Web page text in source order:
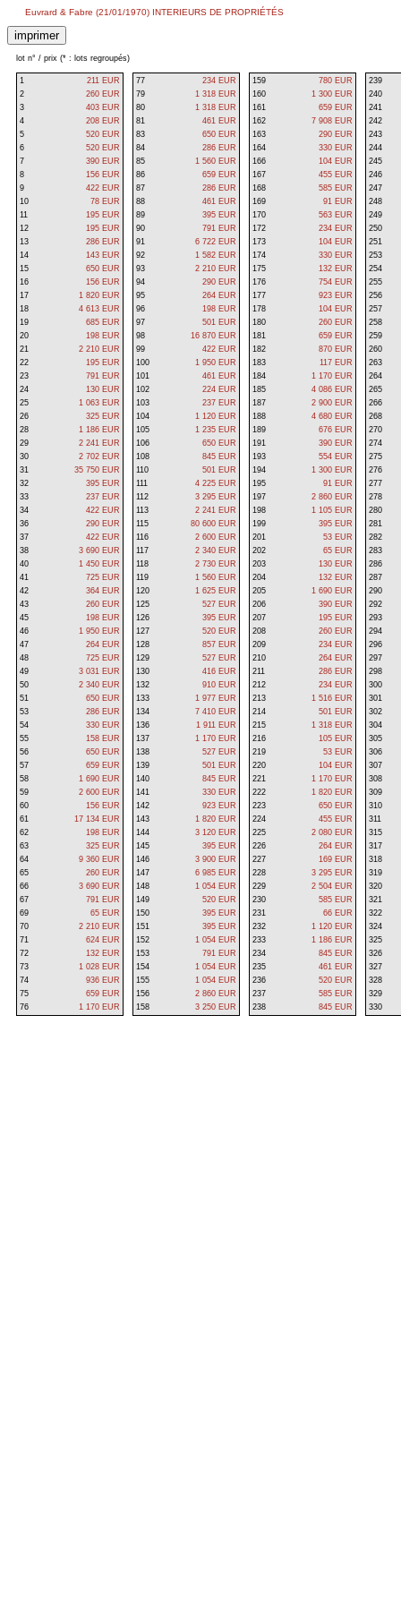
Euvrard & Fabre (21/01/1970) INTERIEURS DE PROPRIÉTÉS
lot n° / prix (* : lots regroupés)
1
211 EUR
2
260 EUR
3
403 EUR
4
208 EUR
5
520 EUR
6
520 EUR
7
390 EUR
8
156 EUR
9
422 EUR
10
78 EUR
11
195 EUR
12
195 EUR
13
286 EUR
14
143 EUR
15
650 EUR
16
156 EUR
17
1 820 EUR
18
4 613 EUR
19
685 EUR
20
198 EUR
21
2 210 EUR
22
195 EUR
23
791 EUR
24
130 EUR
25
1 063 EUR
26
325 EUR
28
1 186 EUR
29
2 241 EUR
30
2 702 EUR
31
35 750 EUR
32
395 EUR
33
237 EUR
34
422 EUR
36
290 EUR
37
422 EUR
38
3 690 EUR
40
1 450 EUR
41
725 EUR
42
364 EUR
43
260 EUR
45
198 EUR
46
1 950 EUR
47
264 EUR
48
725 EUR
49
3 031 EUR
50
2 340 EUR
51
650 EUR
53
286 EUR
54
330 EUR
55
158 EUR
56
650 EUR
57
659 EUR
58
1 690 EUR
59
2 600 EUR
60
156 EUR
61
17 134 EUR
62
198 EUR
63
325 EUR
64
9 360 EUR
65
260 EUR
66
3 690 EUR
67
791 EUR
69
65 EUR
70
2 210 EUR
71
624 EUR
72
132 EUR
73
1 028 EUR
74
936 EUR
75
659 EUR
76
1 170 EUR
77
234 EUR
79
1 318 EUR
80
1 318 EUR
81
461 EUR
83
650 EUR
84
286 EUR
85
1 560 EUR
86
659 EUR
87
286 EUR
88
461 EUR
89
395 EUR
90
791 EUR
91
6 722 EUR
92
1 582 EUR
93
2 210 EUR
94
290 EUR
95
264 EUR
96
198 EUR
97
501 EUR
98
16 870 EUR
99
422 EUR
100
1 950 EUR
101
461 EUR
102
224 EUR
103
237 EUR
104
1 120 EUR
105
1 235 EUR
106
650 EUR
108
845 EUR
110
501 EUR
111
4 225 EUR
112
3 295 EUR
113
2 241 EUR
115
80 600 EUR
116
2 600 EUR
117
2 340 EUR
118
2 730 EUR
119
1 560 EUR
120
1 625 EUR
125
527 EUR
126
395 EUR
127
520 EUR
128
857 EUR
129
527 EUR
130
416 EUR
132
910 EUR
133
1 977 EUR
134
7 410 EUR
136
1 911 EUR
137
1 170 EUR
138
527 EUR
139
501 EUR
140
845 EUR
141
330 EUR
142
923 EUR
143
1 820 EUR
144
3 120 EUR
145
395 EUR
146
3 900 EUR
147
6 985 EUR
148
1 054 EUR
149
520 EUR
150
395 EUR
151
395 EUR
152
1 054 EUR
153
791 EUR
154
1 054 EUR
155
1 054 EUR
156
2 860 EUR
158
3 250 EUR
159
780 EUR
160
1 300 EUR
161
659 EUR
162
7 908 EUR
163
290 EUR
164
330 EUR
166
104 EUR
167
455 EUR
168
585 EUR
169
91 EUR
170
563 EUR
172
234 EUR
173
104 EUR
174
330 EUR
175
132 EUR
176
754 EUR
177
923 EUR
178
104 EUR
180
260 EUR
181
659 EUR
182
870 EUR
183
117 EUR
184
1 170 EUR
185
4 086 EUR
187
2 900 EUR
188
4 680 EUR
189
676 EUR
191
390 EUR
193
554 EUR
194
1 300 EUR
195
91 EUR
197
2 860 EUR
198
1 105 EUR
199
395 EUR
201
53 EUR
202
65 EUR
203
130 EUR
204
132 EUR
205
1 690 EUR
206
390 EUR
207
195 EUR
208
260 EUR
209
234 EUR
210
264 EUR
211
286 EUR
212
234 EUR
213
1 516 EUR
214
501 EUR
215
1 318 EUR
216
105 EUR
219
53 EUR
220
104 EUR
221
1 170 EUR
222
1 820 EUR
223
650 EUR
224
455 EUR
225
2 080 EUR
226
264 EUR
227
169 EUR
228
3 295 EUR
229
2 504 EUR
230
585 EUR
231
66 EUR
232
1 120 EUR
233
1 186 EUR
234
845 EUR
235
461 EUR
236
520 EUR
237
585 EUR
238
845 EUR
239
240
241
242
243
244
245
246
247
248
249
250
251
253
254
255
256
257
258
259
260
263
264
265
266
268
270
274
275
276
277
278
280
281
282
283
286
287
290
292
293
294
296
297
298
300
301
302
304
305
306
307
308
309
310
311
315
317
318
319
320
321
322
324
325
326
327
328
329
330